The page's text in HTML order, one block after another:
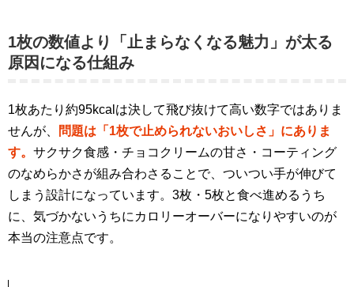
1枚の数値より「止まらなくなる魅力」が太る
原因になる仕組み
1枚あたり約95kcalは決して飛び抜けて高い数字ではありま
せんが、
問題は「1枚で止められないおいしさ」にありま
す。 サクサク食感・チョコクリームの甘さ・コーティング
のなめらかさが組み合わさることで、ついつい手が伸びて
しまう設計になっています。3枚・5枚と食べ進めるうち
に、気づかないうちにカロリーオーバーになりやすいのが
本当の注意点です。